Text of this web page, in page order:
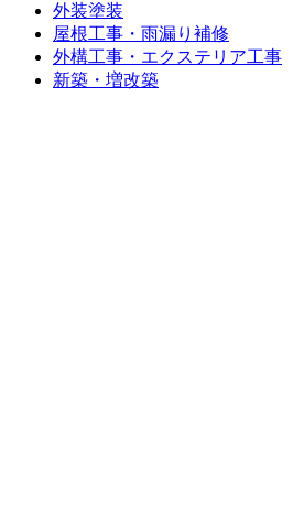
外装塗装
屋根工事・雨漏り補修
外構工事・エクステリア工事
新築・増改築